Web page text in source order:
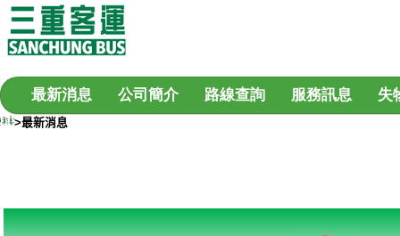
最新消息 公司簡介 路線查詢 服務訊息 失
>最新消息